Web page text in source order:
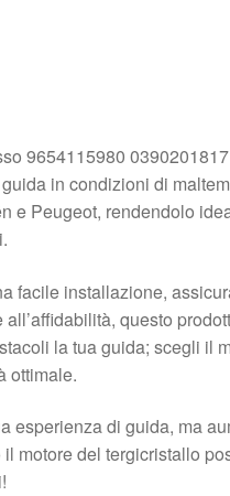
9654115980
in condizioni di
e Peugeot, rendendolo
facile installazione,
questo
la tua guida; scegli il
ottimale.
esperienza di guida, ma
motore del tergicristallo